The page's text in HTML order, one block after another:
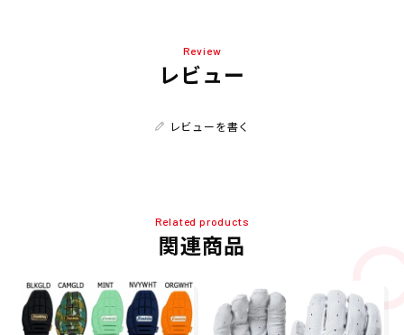
Review
レビュー
レビューを書く
Related products
関連商品